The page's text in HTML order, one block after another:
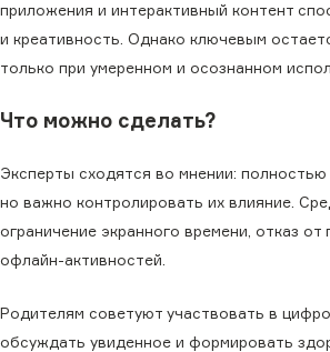
приложения и интерактивный контент
и креативность. Однако ключевым
только при умеренном и осознанном
Что можно сделать?
Эксперты сходятся во мнении:
но важно контролировать их влияние.
ограничение экранного времени, отказ
офлайн-активностей.
Родителям советуют участвовать в
обсуждать увиденное и формировать